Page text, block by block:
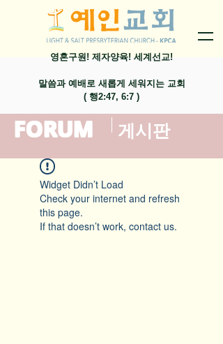
영혼구원! 제자양육! 세계선교!
말씀과 예배로 새롭게 세워지는 교회
​( 행2:47, 6:7 )
FORUM ​게시판
Widget Didn’t Load
Check your internet and refresh
this page.
If that doesn’t work, contact us.